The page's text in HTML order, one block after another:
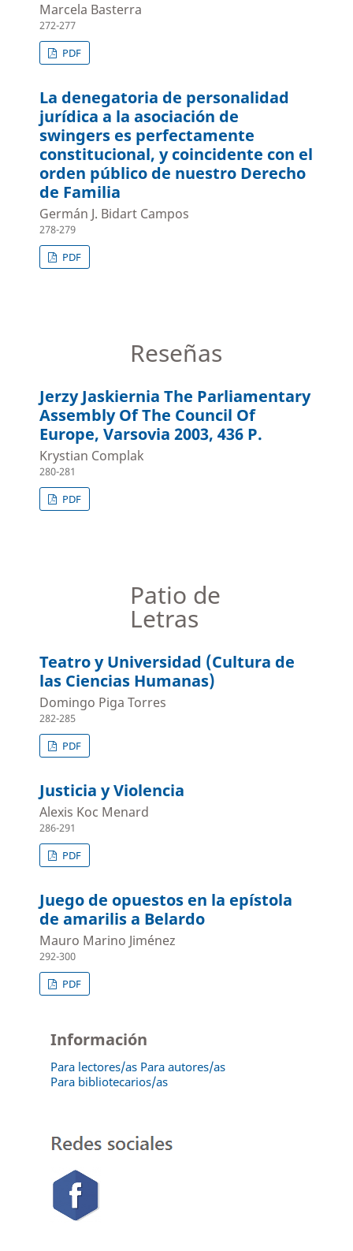
Marcela Basterra
272-277
PDF
La denegatoria de personalidad
jurídica a la asociación de
swingers es perfectamente
constitucional, y coincidente con el
orden público de nuestro Derecho
de Familia
Germán J. Bidart Campos
278-279
PDF
Reseñas
Jerzy Jaskiernia The Parliamentary
Assembly Of The Council Of
Europe, Varsovia 2003, 436 P.
Krystian Complak
280-281
PDF
Patio de
Letras
Teatro y Universidad (Cultura de
las Ciencias Humanas)
Domingo Piga Torres
282-285
PDF
Justicia y Violencia
Alexis Koc Menard
286-291
PDF
Juego de opuestos en la epístola
de amarilis a Belardo
Mauro Marino Jiménez
292-300
PDF
Información
Para lectores/as Para autores/as
Para bibliotecarios/as